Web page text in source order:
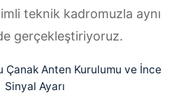
teknik kadromuzla aynı
gerçekleştiriyoruz.
Çanak Anten Kurulumu ve İnce
Sinyal Ayarı